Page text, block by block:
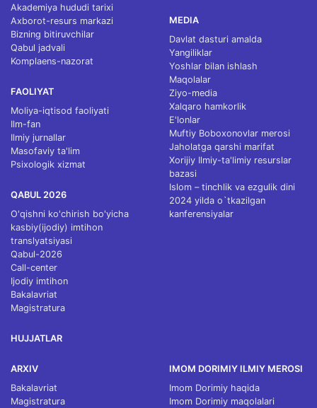
Akademiya hududi tarixi
Axborot-resurs markazi
Bizning bitiruvchilar
Qabul jadvali
Komplaens-nazorat
FAOLIYAT
Moliya-iqtisod faoliyati
Ilm-fan
Ilmiy jurnallar
Masofaviy ta'lim
Psixologik xizmat
QABUL 2026
O'qishni ko'chirish bo'yicha
kasbiy(ijodiy) imtihon
translyatsiyasi
Qabul-2026
Call-center
Ijodiy imtihon
Bakalavriat
Magistratura
HUJJATLAR
MEDIA
Davlat dasturi amalda
Yangiliklar
Yoshlar bilan ishlash
Maqolalar
Ziyo-media
Xalqaro hamkorlik
E'lonlar
Muftiy Boboxonovlar merosi
Jaholatga qarshi marifat
Xorijiy Ilmiy-ta'limiy resurslar
bazasi
Islom – tinchlik va ezgulik dini
2024 yilda o`tkazilgan
kanferensiyalar
ARXIV
Bakalavriat
Magistratura
IMOM DORIMIY ILMIY MEROSI
Imom Dorimiy haqida
Imom Dorimiy maqolalari